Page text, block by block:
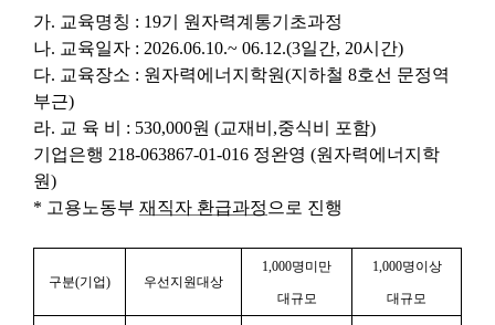
가. 교육명칭 : 19기 원자력계통기초과정
나. 교육일자 : 2026.06.10.~ 06.12.(3일간, 20시간)
다. 교육장소 : 원자력에너지학원(지하철 8호선 문정역
부근)
라. 교 육 비 : 530,000원 (교재비 ,중식비 포함)
기업은행 218-063867-01-016 정완영 (원자력에너지학
원)
* 고용노동부 재직자 환급과정 으로 진행
구분(기업) 우선지원대상
1,000명미만
대규모
1,000명이상
대규모